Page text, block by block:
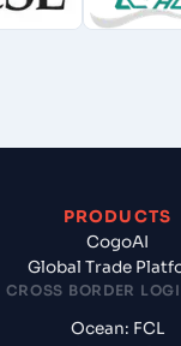
PRODUCTS
CogoAI
Global Trade
CROSS BORDER
Ocean: FCL